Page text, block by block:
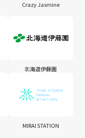
Crazy Jasmine
北海道伊藤園
MIRAI STATION